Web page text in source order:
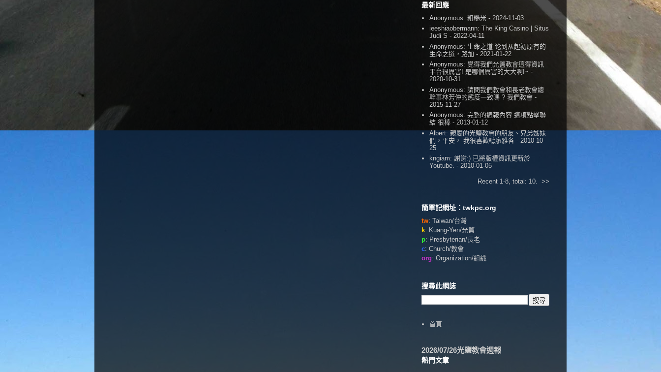
最新回應
Anonymous:粗糙米 - 2024-11-03
ieeshiaobermann:The King Casino | Situs
Judi S - 2022-04-11
Anonymous: 生命之道 论到从起初原有的
生命之道，路加 - 2021-01-22
Anonymous: 覺得我們光鹽教會這得資訊
平台很厲害! 是哪個厲害的大大啊!~ -
2020-10-31
Anonymous:請問我們教會和長老教會總
幹事林芳仲的態度一致嗎 ? 我們教會 -
2015-11-27
Anonymous:完整的週報內容 這項點擊聯
結 很棒- 2013-01-12
Albert:親愛的光鹽教會的朋友、兄弟姊妹
們，平安， 我很喜歡聽廖雅各 - 2010-10-
25
kngiam:謝謝:) 已將版權資訊更新於
Youtube. - 2010-01-05
Recent 1-8, total: 10. >>
簡單記網址：twkpc.org
tw: Taiwan/台灣
k: Kuang-Yen/光鹽
p: Presbyterian/長老
c: Church/教會
org: Organization/組織
搜尋此網誌
首頁
2026/07/26光鹽教會週報
熱門文章